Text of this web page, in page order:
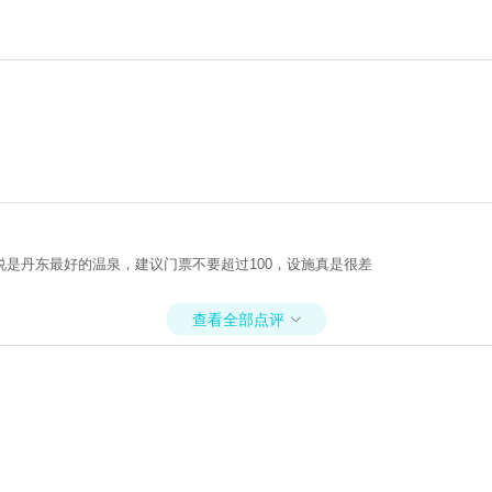
丹东最好的温泉，建议门票不要超过100，设施真是很差
查看全部点评 